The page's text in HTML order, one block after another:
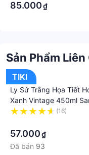
Hàng Cao Cấp
85.000₫
Sản Phẩm Liên
TIKI
Ly Sứ Trắng Họa Tiết
Xanh Vintage 450ml
Trọng - Cao Cấp- Cổ
(16)
57.000₫
Đã bán 93